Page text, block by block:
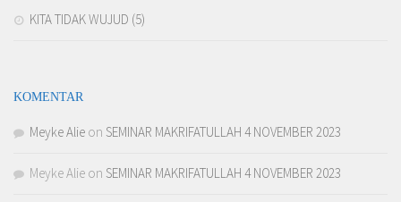
KITA TIDAK WUJUD (5)
KOMENTAR
Meyke Alie on SEMINAR MAKRIFATULLAH 4 NOVEMBER 2023
Meyke Alie on SEMINAR MAKRIFATULLAH 4 NOVEMBER 2023